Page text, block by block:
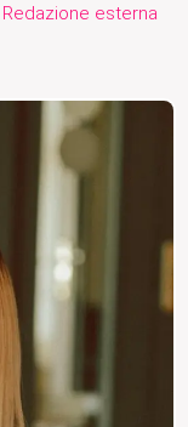
Redazione esterna